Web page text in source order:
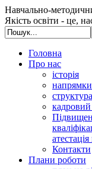
Навчально-
Якість освіти - це,
Головна
Про нас
історія
напрямки
структура
кадровий
Контакти
Плани роботи